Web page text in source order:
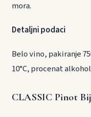
mora.
Detaljni podaci
Belo vino, pakiranje
10°C, procenat
CLASSIC Pinot